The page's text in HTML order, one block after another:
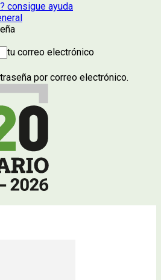
consigue ayuda
tu correo electrónico
por correo electrónico.